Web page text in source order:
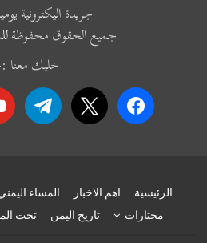
جريدة اليكترونية
جميع الحقوق محفوظة
خليك معنا
facebook
x
telegram
الرئيسية اهم الاخبار المساء
مختارات
تاريخ اليمن تحت